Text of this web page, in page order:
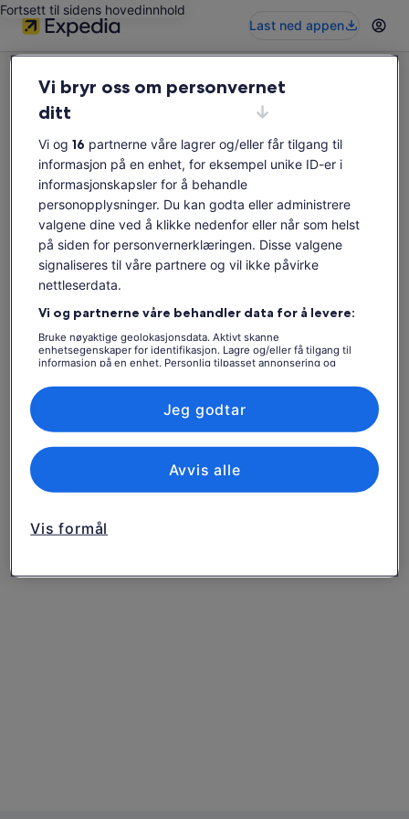
Fortsett til sidens hovedinnhold
Last ned appen
Denne opplevelsen er ikke tilgjengelig
Søk etter opplevelser på nytt.
Søk på nytt
Vi bryr oss om personvernet
ditt
Vi og 16 partnerne våre lagrer og/eller får tilgang til
informasjon på en enhet, for eksempel unike ID-er i
informasjonskapsler for å behandle
personopplysninger. Du kan godta eller administrere
valgene dine ved å klikke nedenfor eller når som helst
på siden for personvernerklæringen. Disse valgene
signaliseres til våre partnere og vil ikke påvirke
nettleserdata.
Vi og partnerne våre behandler data for å levere:
Bruke nøyaktige geolokasjonsdata. Aktivt skanne
enhetsegenskaper for identifikasjon. Lagre og/eller få tilgang til
informasjon på en enhet. Personlig tilpasset annonsering og
og tjenesteutvikling.
Liste over partnere (leverandører)
Vis formål
Avvis alle
Jeg godtar